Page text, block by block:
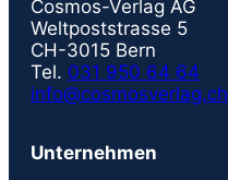
Cosmos-Verlag AG
Weltpoststrasse 5
CH-3015 Bern
Tel. 031 950 64 64
info@cosmosverlag.ch
Unternehmen